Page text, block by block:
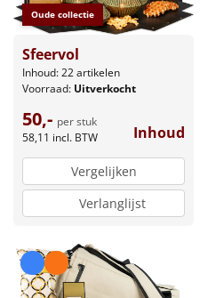
Oude collectie
Sfeervol
Inhoud: 22 artikelen
Voorraad: Uitverkocht
50,- per stuk
58,11 incl. BTW Inhoud
Vergelijken
Verlanglijst